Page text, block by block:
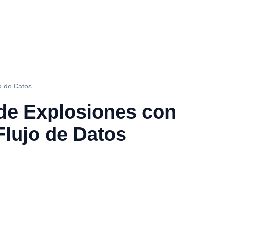
de Datos
Explosiones con
de Datos